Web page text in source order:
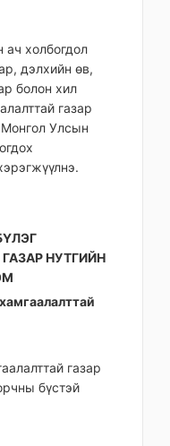
холбогдол
дэлхийн өв,
болон хил
газар
Улсын
НУТГИЙН
газар
бүстэй